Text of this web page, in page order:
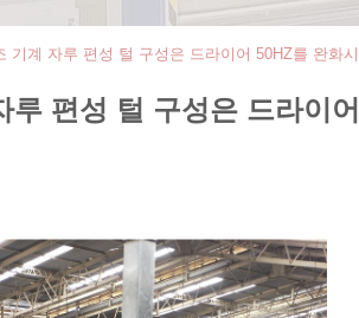
기계 자루 편성 털 구성은 드라이어 50HZ를 완화
편성 털 구성은 드라이